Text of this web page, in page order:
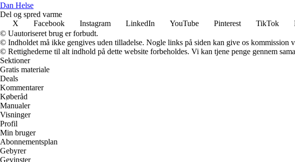
Dan Helse
Del og spred varme
X
Facebook Instagram LinkedIn YouTube Pinterest TikTok
© Uautoriseret brug er forbudt.
© Indholdet må ikke gengives uden tilladelse. Nogle links på siden kan give os kommission
© Rettighederne til alt indhold på dette website forbeholdes. Vi kan tjene penge gennem
Sektioner
Gratis materiale
Deals
Kommentarer
Køberåd
Manualer
Visninger
Profil
Min bruger
Abonnementsplan
Gebyrer
Gevinster